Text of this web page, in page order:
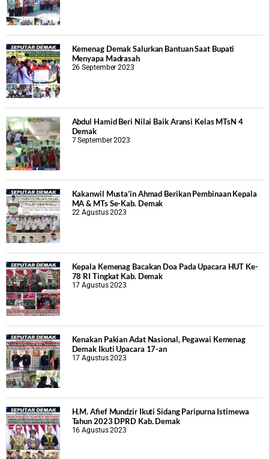
Kemenag Demak Salurkan Bantuan Saat Bupati
Menyapa Madrasah
26 September 2023
Abdul Hamid Beri Nilai Baik Aransi Kelas MTsN 4
Demak
7 September 2023
Kakanwil Musta’in Ahmad Berikan Pembinaan Kepala
MA & MTs Se-Kab. Demak
22 Agustus 2023
Kepala Kemenag Bacakan Doa Pada Upacara HUT Ke-
78 RI Tingkat Kab. Demak
17 Agustus 2023
Kenakan Pakian Adat Nasional, Pegawai Kemenag
Demak Ikuti Upacara 17-an
17 Agustus 2023
H.M. Afief Mundzir Ikuti Sidang Paripurna Istimewa
Tahun 2023 DPRD Kab. Demak
16 Agustus 2023